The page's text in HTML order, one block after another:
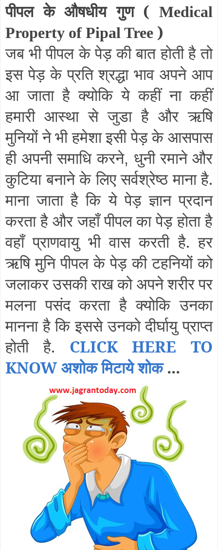
पीपल के औषधीय गुण ( Medical
Property of Pipal Tree )
जब भी पीपल के पेड़ की बात होती है तो
इस पेड़ के प्रति श्रद्धा भाव अपने आप
आ जाता है क्योकि ये कहीं ना कहीं
हमारी आस्था से जुडा है और ऋषि
मुनियों ने भी हमेशा इसी पेड़ के आसपास
ही अपनी समाधि करने, धुनी रमाने और
कुटिया बनाने के लिए सर्वश्रेष्ठ माना है.
माना जाता है कि ये पेड़ ज्ञान प्रदान
करता है और जहाँ पीपल का पेड़ होता है
वहाँ प्राणवायु भी वास करती है. हर
ऋषि मुनि पीपल के पेड़ की टहनियों को
जलाकर उसकी राख को अपने शरीर पर
मलना पसंद करता है क्योकि उनका
मानना है कि इससे उनको दीर्घायु प्राप्त
होती है. CLICK HERE TO
KNOW अशोक मिटाये शोक...